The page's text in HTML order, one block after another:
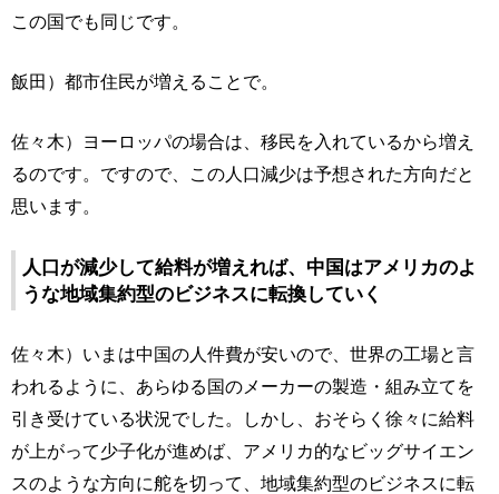
この国でも同じです。
飯田）都市住民が増えることで。
佐々木）ヨーロッパの場合は、移民を入れているから増え
るのです。ですので、この人口減少は予想された方向だと
思います。
人口が減少して給料が増えれば、中国はアメリカのよ
うな地域集約型のビジネスに転換していく
佐々木）いまは中国の人件費が安いので、世界の工場と言
われるように、あらゆる国のメーカーの製造・組み立てを
引き受けている状況でした。しかし、おそらく徐々に給料
が上がって少子化が進めば、アメリカ的なビッグサイエン
スのような方向に舵を切って、地域集約型のビジネスに転